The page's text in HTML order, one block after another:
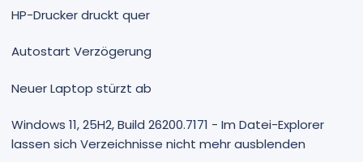
HP-Drucker druckt quer
Autostart Verzögerung
Neuer Laptop stürzt ab
Windows 11, 25H2, Build 26200.7171 - Im Datei-Explorer
lassen sich Verzeichnisse nicht mehr ausblenden